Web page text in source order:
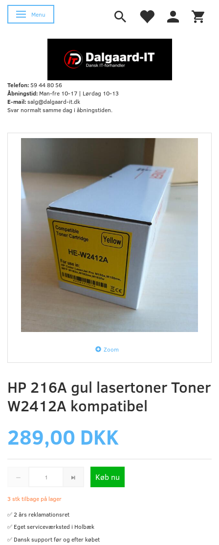
Skifte navigation
Menu
Telefon:59 44 80 56
Åbningstid: Man-fre 10-17 | Lørdag 10-13
E-mail:salg@dalgaard-it.dk
Svar normalt samme dag i åbningstiden.
Zoom
HP 216A gul lasertoner Toner
W2412A kompatibel
289,00 DKK
Køb nu
3 stk tilbage på lager
✅ 2 års reklamationsret
✅ Eget serviceværksted i Holbæk
✅ Dansk support før og efter købet